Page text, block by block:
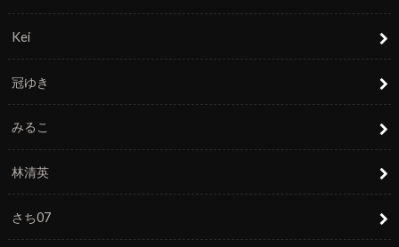
Kei
冠ゆき
みるこ
林清英
さち07